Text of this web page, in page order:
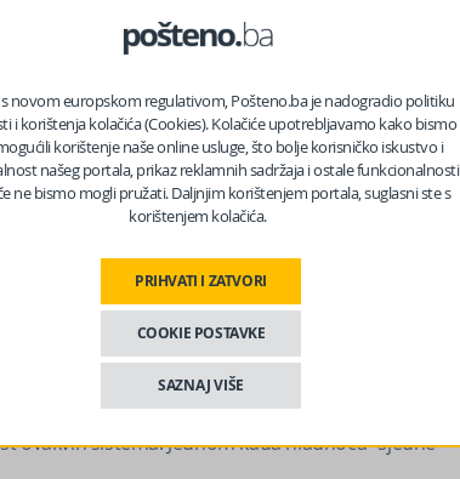
sibirski zrak koji će putovati direktno prema
koje podsjećaju na zime iz 70-ih i 80-ih
pamćenje građana BiH.
Celzijusa, dok bi se noćne u gradovima spuštale
sistema. Jednom kada hladnoća “sjedne”
novom europskom regulativom, Pošteno.ba je nadogradio politiku
i korištenja kolačića (Cookies). Kolačiće upotrebljavamo kako bismo
korištenje naše online usluge, što bolje korisničko iskustvo i
našeg portala, prikaz reklamnih sadržaja i ostale funkcionalnosti
ne bismo mogli pružati. Daljnjim korištenjem portala, suglasni ste s
korištenjem kolačića.
PRIHVATI I ZATVORI
COOKIE POSTAVKE
SAZNAJ VIŠE